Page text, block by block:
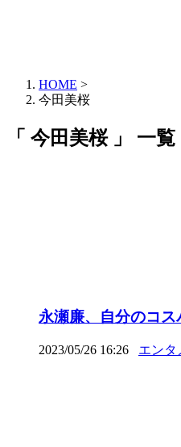
HOME >
今田美桜
「 今田美桜 」 一覧
永瀬廉、自分のコス
2023/05/26 16:26 エンタ